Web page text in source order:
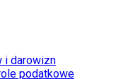
i darowizn
podatkowe